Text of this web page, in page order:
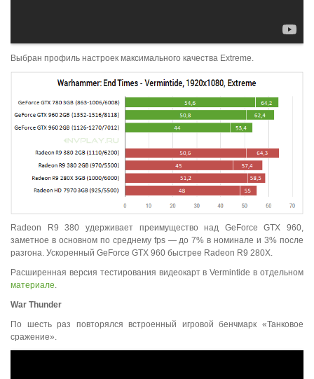
Выбран профиль настроек максимального качества Extreme.
Radeon R9 380 удерживает преимущество над GeForce GTX 960,
заметное в основном по среднему fps — до 7% в номинале и 3% после
разгона. Ускоренный GeForce GTX 960 быстрее Radeon R9 280X.
Расширенная версия тестирования видеокарт в Vermintide в отдельном
материале.
War Thunder
По шесть раз повторялся встроенный игровой бенчмарк «Танковое
сражение».